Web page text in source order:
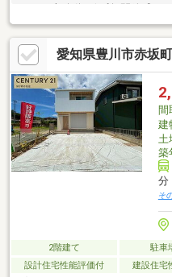
やすく車移動に便利■開放感あ
間収納あり
愛知県豊川市赤坂
間
建
土
築
分
そ
2階建て 駐車
設計住宅性能評価付
建設住宅